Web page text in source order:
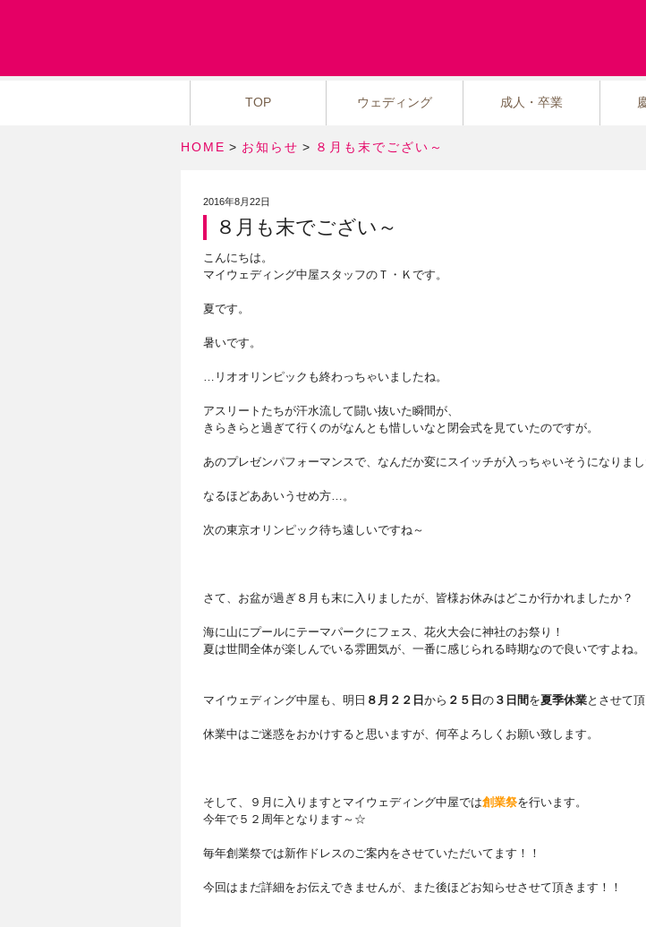
TOP ウェディング 成人・卒業
HOME > お知らせ > ８月も末でござい～
2016年8月22日
８月も末でござい～
こんにちは。
マイウェディング中屋スタッフのＴ・Ｋです。
夏です。
暑いです。
…リオオリンピックも終わっちゃいましたね。
アスリートたちが汗水流して闘い抜いた瞬間が、
きらきらと過ぎて行くのがなんとも惜しいなと閉会式を見ていたのですが。
あのプレゼンパフォーマンスで、なんだか変にスイッチが入っちゃいそうになりまし
なるほどああいうせめ方…。
次の東京オリンピック待ち遠しいですね～
さて、お盆が過ぎ８月も末に入りましたが、皆様お休みはどこか行かれましたか？
海に山にプールにテーマパークにフェス、花火大会に神社のお祭り！
夏は世間全体が楽しんでいる雰囲気が、一番に感じられる時期なので良いですよね。
マイウェディング中屋も、明日 ８月２２日 から ２５日 の３日間 を夏季休業とさせて頂
休業中はご迷惑をおかけすると思いますが、何卒よろしくお願い致します。
そして、９月に入りますとマイウェディング中屋では創業祭を行います。
今年で５２周年となります～☆
毎年創業祭では新作ドレスのご案内をさせていただいてます！！
今回はまだ詳細をお伝えできませんが、また後ほどお知らせさせて頂きます！！